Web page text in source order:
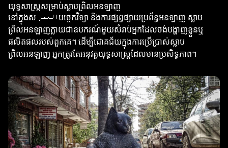
យុទ្ធសាស្ត្រសម្រាប់ស្លាបព្រិលអនឡាញ
នៅក្នុងស العصرបច្ចេកវិទ្យា និងការផ្សព្វផ្សាយប្រព័ន្ធអនឡាញ ស្លាប
ព្រិលអនឡាញក្លាយជា​ឧបករណ៍មួយសំរាប់អ្នកដែលចង់បង្ហាញខ្លួនឬ
ផលិតផល​របស់ពួកគេ។ ដើម្បីជោគជ័យក្នុងការប្រើប្រាស់ស្លាប
ព្រិលអនឡាញ អ្នកត្រូវតែអនុវត្តយុទ្ធសាស្ត្រដែលមានប្រសិទ្ធភាព។